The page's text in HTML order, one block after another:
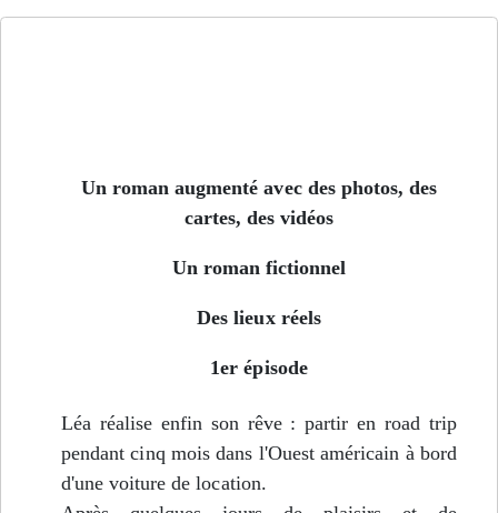
Un roman augmenté avec des photos, des
cartes, des vidéos
Un roman fictionnel
Des lieux réels
1er épisode
Léa réalise enfin son rêve : partir en road trip
pendant cinq mois dans l'Ouest américain à bord
d'une voiture de location.